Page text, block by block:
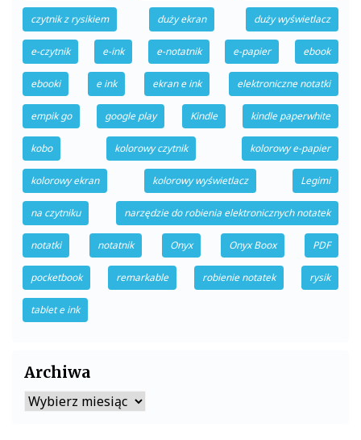
czytnik z rysikiem duży ekran duży wyświetlacz
e-czytnik e-ink e-notatnik e-papier ebook
ebooki e ink ekran e ink elektroniczne notatki
empik go google play Kindle kindle paperwhite
kobo kolorowy czytnik kolorowy e-papier
kolorowy ekran kolorowy wyświetlacz Legimi
na czytniku narzędzie do robienia elektronicznych notatek
notatki notatnik Onyx Onyx Boox PDF
pocketbook remarkable robienie notatek rysik
tablet e ink
Archiwa
Archiwa